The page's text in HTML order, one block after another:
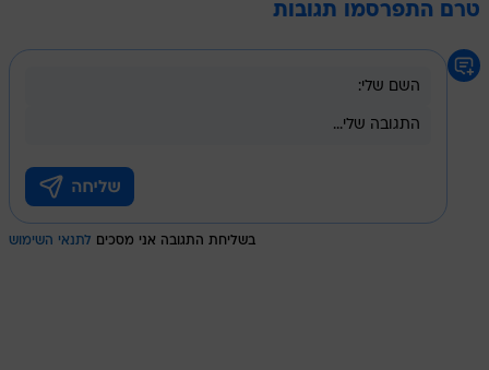
טרם התפרסמו תגובות
בשליחת התגובה אני מסכים לתנאי השימוש